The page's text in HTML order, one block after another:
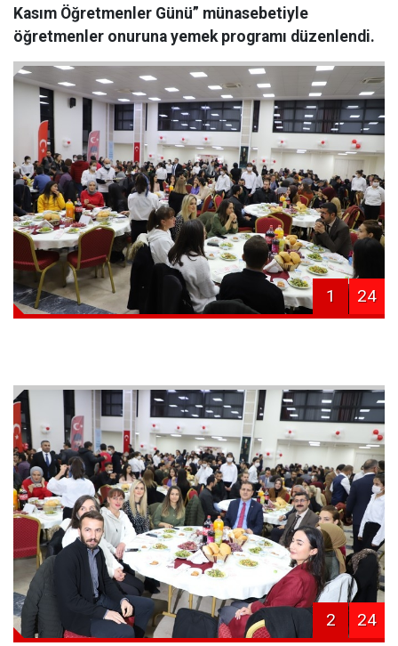
Kasım Öğretmenler Günü” münasebetiyle
öğretmenler onuruna yemek programı düzenlendi.
1 24
2 24